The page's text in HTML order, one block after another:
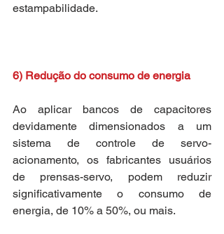
estampabilidade.
6) Redução do consumo de energia
Ao aplicar bancos de capacitores
devidamente dimensionados a um
sistema de controle de servo-
acionamento, os fabricantes usuários
de prensas-servo, podem reduzir
significativamente o consumo de
energia, de 10% a 50%, ou mais.